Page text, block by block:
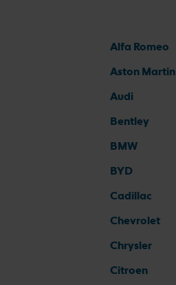
Alfa Romeo
Aston Martin
Audi
Bentley
BMW
BYD
Cadillac
Chevrolet
Chrysler
Citroen